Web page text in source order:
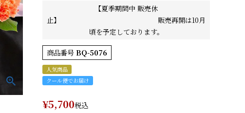
【夏季期間中 販売休
止】 販売再開は10月
頃を予定しております。
商品番号BQ-5076
人気商品
クール便でお届け
¥5,700税込